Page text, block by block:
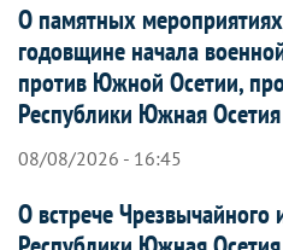
О памятных
годовщине начала
против Южной Осетии,
Республики Южная Осетия
08/08/2026 - 16:45
О встрече